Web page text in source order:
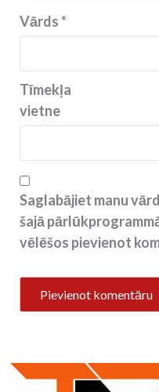
Vārds*
Tīmekļa
vietne
Saglabājiet manu
šajā
vēlēšos pievienot